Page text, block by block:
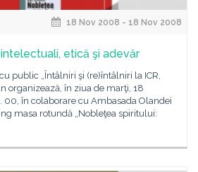
18 Nov 2008 - 18 Nov 2008
etică şi adevăr
public „Întâlniri şi (re)întâlniri la ICR,
organizează, în ziua de marţi, 18
00, în colaborare cu Ambasada Olandei
masa rotundă „Nobleţea spiritului: